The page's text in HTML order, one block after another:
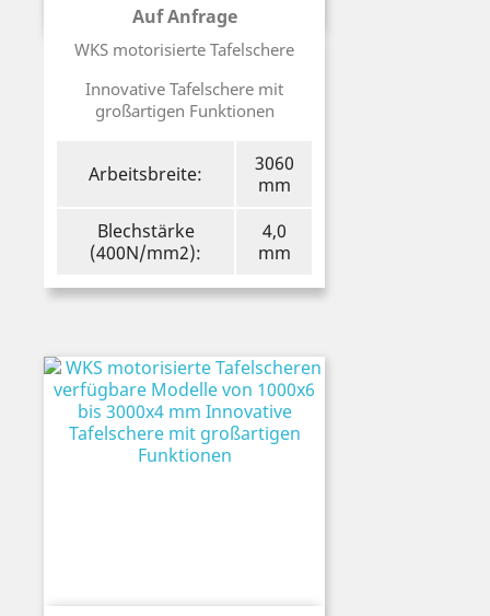
Auf Anfrage
WKS motorisierte Tafelschere
Innovative Tafelschere mit
großartigen Funktionen
Arbeitsbreite:
3060
mm
Blechstärke
(400N/mm2):
4,0
mm